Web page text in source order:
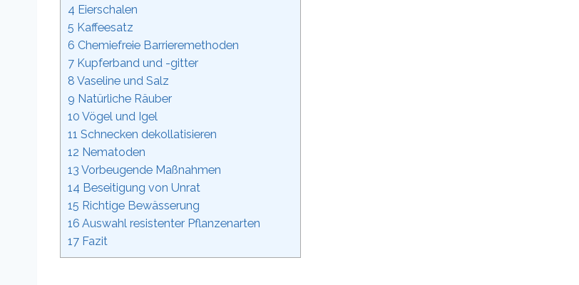
4 Eierschalen
5 Kaffeesatz
6 Chemiefreie Barrieremethoden
7 Kupferband und -gitter
8 Vaseline und Salz
9 Natürliche Räuber
10 Vögel und Igel
11 Schnecken dekollatisieren
12 Nematoden
13 Vorbeugende Maßnahmen
14 Beseitigung von Unrat
15 Richtige Bewässerung
16 Auswahl resistenter Pflanzenarten
17 Fazit